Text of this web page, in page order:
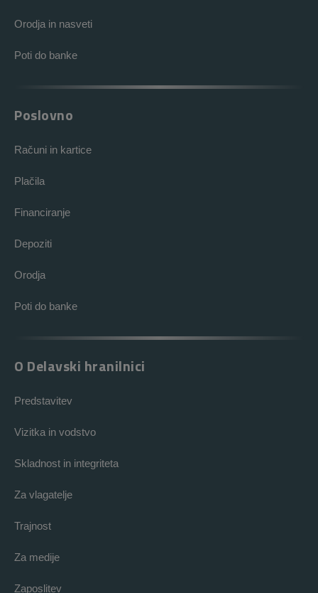
Orodja in nasveti
Poti do banke
Poslovno
Računi in kartice
Plačila
Financiranje
Depoziti
Orodja
Poti do banke
O Delavski hranilnici
Predstavitev
Vizitka in vodstvo
Skladnost in integriteta
Za vlagatelje
Trajnost
Za medije
Zaposlitev